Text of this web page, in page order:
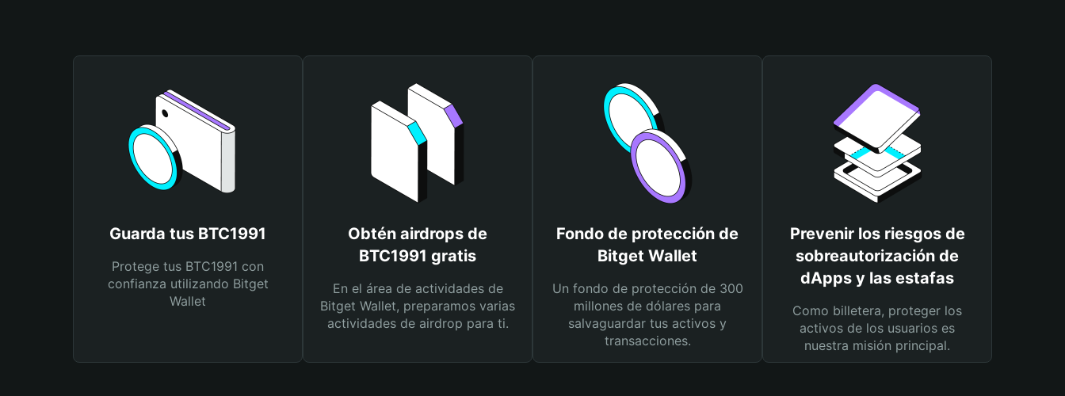
Guarda tus BTC1991
Protege tus BTC1991 con
confianza utilizando Bitget
Wallet
Obtén airdrops de
BTC1991 gratis
En el área de actividades de
Bitget Wallet, preparamos varias
actividades de airdrop para ti.
Fondo de protección de
Bitget Wallet
Un fondo de protección de 300
millones de dólares para
salvaguardar tus activos y
transacciones.
Prevenir los riesgos de
sobreautorización de
dApps y las estafas
Como billetera, proteger los
activos de los usuarios es
nuestra misión principal.